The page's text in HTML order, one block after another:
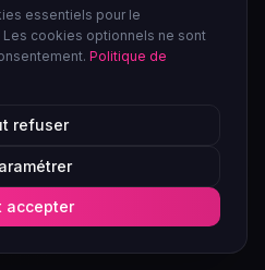
ce week-end
essentiels pour le
cookies optionnels ne sont
Politique de
refuser
accepter